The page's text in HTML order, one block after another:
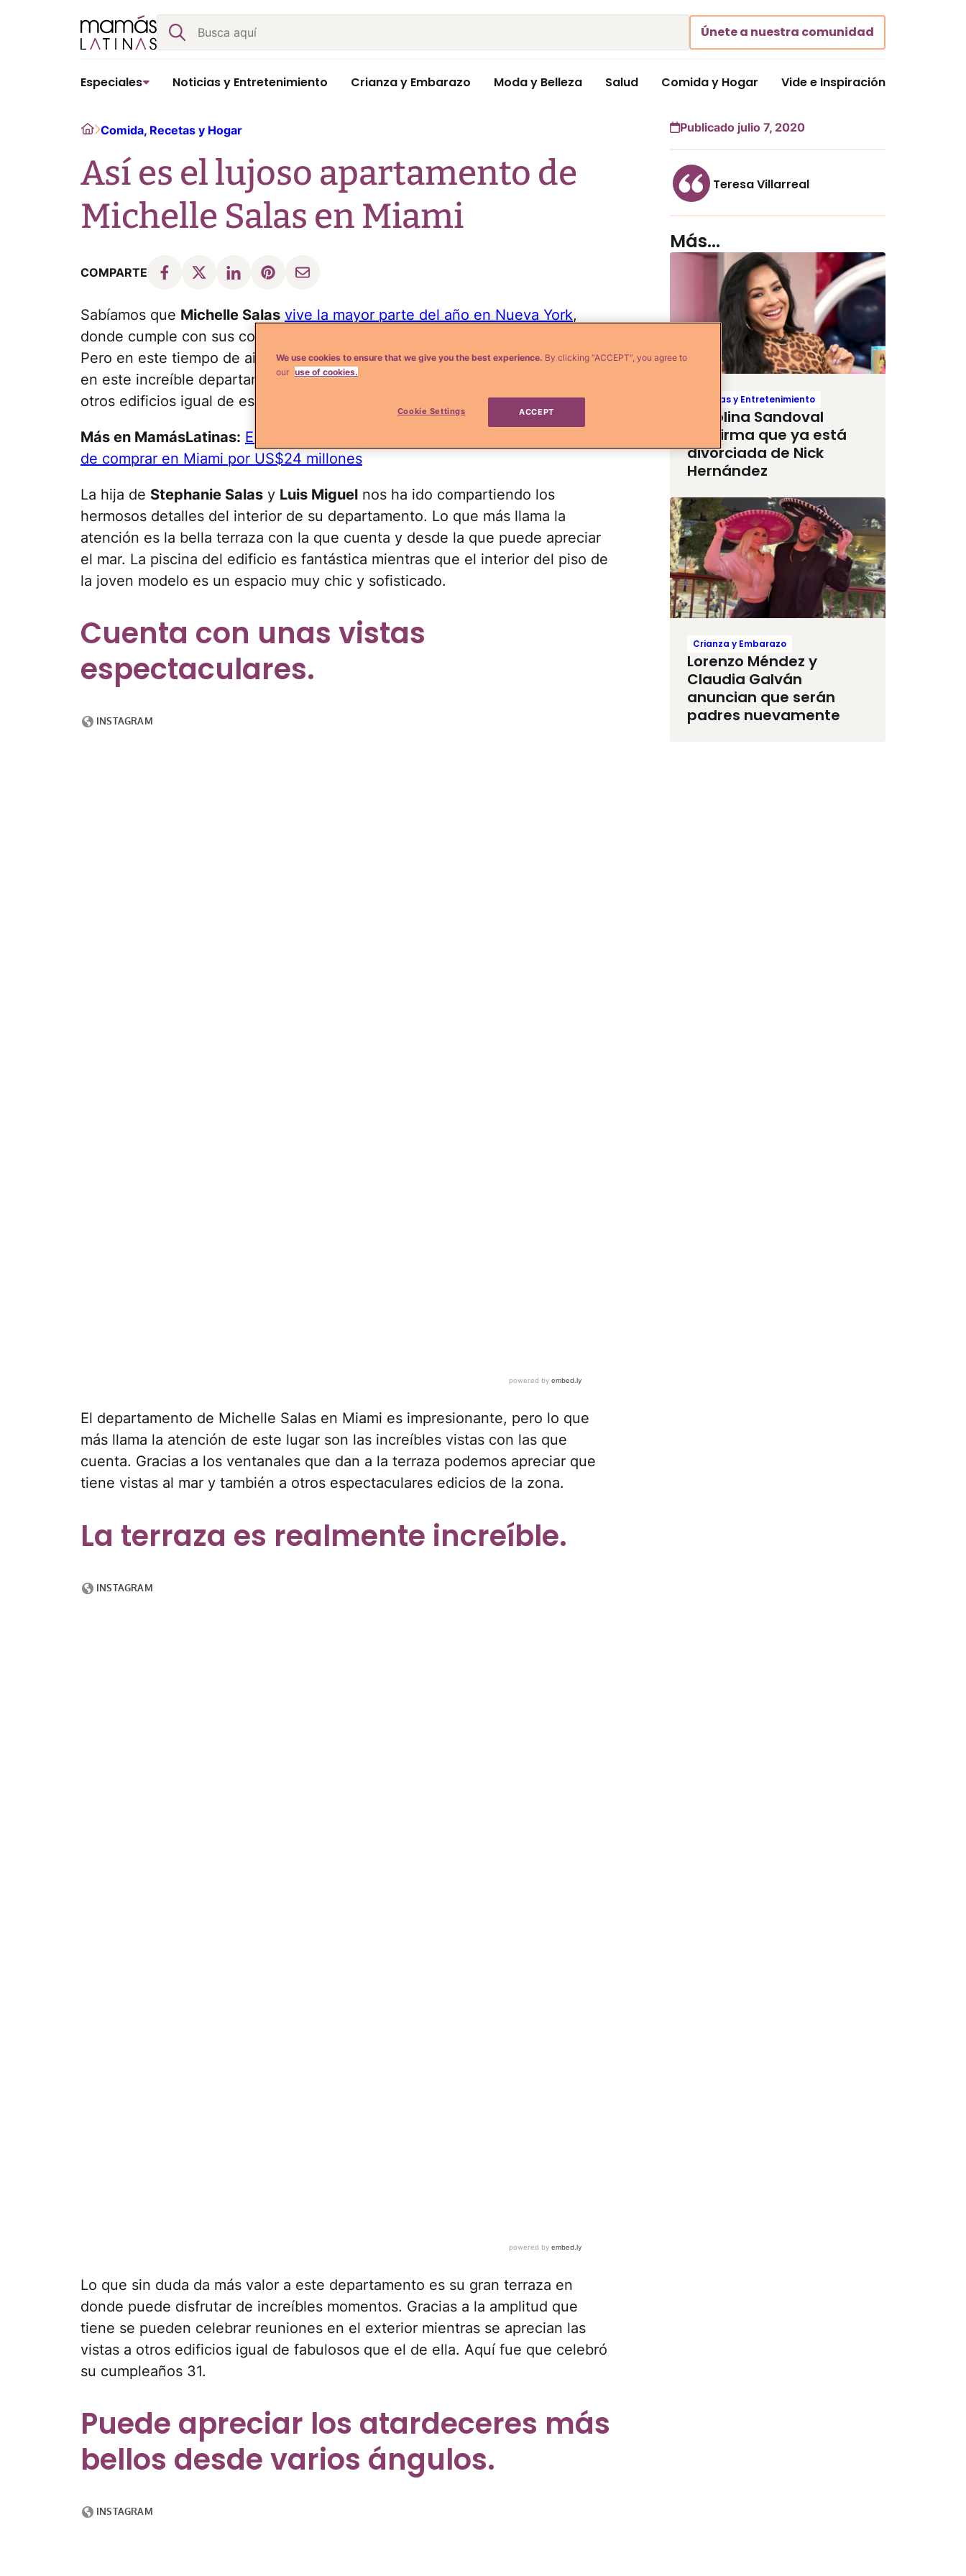
Buscar
Únete a nuestra comunidad
Especiales Noticias y Entretenimiento Crianza y Embarazo Moda y Belleza Salud Comida y Hogar Vide e Inspiración
HomeComida, Recetas y Hogar
Así es el lujoso apartamento de
Michelle Salas en Miami
COMPARTE
Sabíamos que Michelle Salas vive la mayor parte del año en Nueva York,
donde cumple con sus compromisos profesionales en el mundo de la moda.
Pero en este tiempo de aislamiento la joven voló a Miami, Florida, y se instaló
en este increíble departamento ubicado en una exclusiva zona, rodeada de
otros edificios igual de espectaculares que el suyo.
Más en MamásLatinas: El impresionante penthouse que los Beckham acaban
de comprar en Miami por US$24 millones
La hija de Stephanie Salas y Luis Miguel nos ha ido compartiendo los
hermosos detalles del interior de su departamento. Lo que más llama la
atención es la bella terraza con la que cuenta y desde la que puede apreciar
el mar. La piscina del edificio es fantástica mientras que el interior del piso de
la joven modelo es un espacio muy chic y sofisticado.
Cuenta con unas vistas
espectaculares.
El departamento de Michelle Salas en Miami es impresionante, pero lo que
más llama la atención de este lugar son las increíbles vistas con las que
cuenta. Gracias a los ventanales que dan a la terraza podemos apreciar que
tiene vistas al mar y también a otros espectaculares edicios de la zona.
La terraza es realmente increíble.
Lo que sin duda da más valor a este departamento es su gran terraza en
donde puede disfrutar de increíbles momentos. Gracias a la amplitud que
tiene se pueden celebrar reuniones en el exterior mientras se aprecian las
vistas a otros edificios igual de fabulosos que el de ella. Aquí fue que celebró
su cumpleaños 31.
Puede apreciar los atardeceres más
bellos desde varios ángulos.
Publicado julio 7, 2020
Teresa Villarreal
Más...
Noticias y Entretenimiento
Carolina Sandoval
confirma que ya está
divorciada de Nick
Hernández
Crianza y Embarazo
Lorenzo Méndez y
Claudia Galván
anuncian que serán
padres nuevamente
We use cookies to ensure that we give you the best experience. By clicking “ACCEPT”, you agree to
our use of cookies.
Cookie Settings ACCEPT